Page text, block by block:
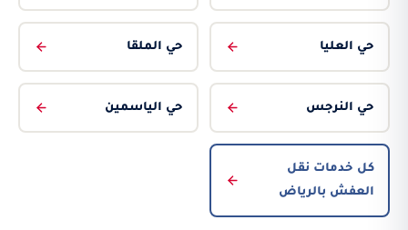
حي العليا حي الملقا
حي النرجس حي الياسمين
كل خدمات نقل
العفش بالرياض